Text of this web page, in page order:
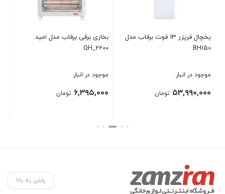
یخچال فریزر 13 فوت برفاب مدل
BH150
موجود در انبار
۵۳,۹۹۰,۰۰۰ تومان
بخاری برقی برفاب مدل امید
QH_2200
موجود در انبار
۶,۳۹۵,۰۰۰ تومان
بستن
رفتن به بالا